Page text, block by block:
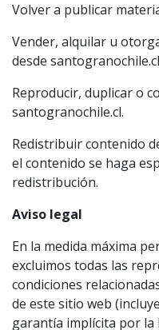
Volver a publicar
Vender, alquilar u
desde
Reproducir, duplicar o
santogranochile.cl.
Redistribuir contenido
el contenido se haga
redistribución.
Aviso legal
En la medida máxima
excluimos todas las
condiciones
de este sitio web
garantía implícita por la